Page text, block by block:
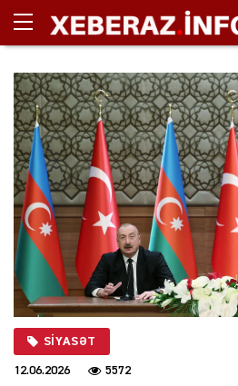
SIYASƏT
12.06.2026 5572